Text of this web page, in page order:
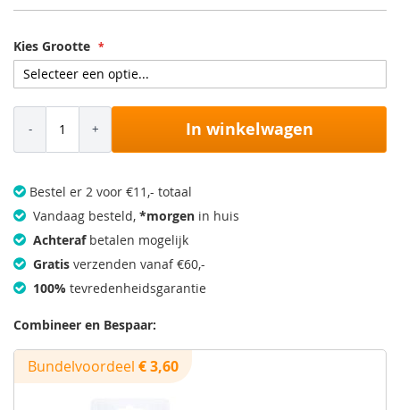
Kies Grootte
In winkelwagen
Bestel er 2 voor €11,- totaal
Vandaag besteld, *morgen in huis
Achterafbetalen mogelijk
Gratis verzenden vanaf €60,-
100% tevredenheidsgarantie
Combineer en Bespaar:
Bundelvoordeel € 3,60